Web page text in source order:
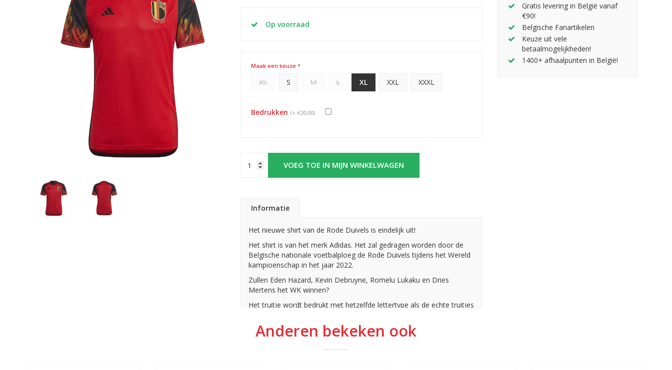
Op voorraad
Maak een keuze *
XS S M L XL XXL XXXL
Bedrukken (+ €20,00)
VOEG TOE IN MIJN WINKELWAGEN
Informatie
Het nieuwe shirt van de Rode Duivels is eindelijk uit!
Het shirt is van het merk Adidas. Het zal gedragen worden door de
Belgische nationale voetbalploeg de Rode Duivels tijdens het Wereld
kampioenschap in het jaar 2022.
Zullen Eden Hazard, Kevin Debruyne, Romelu Lukaku en Dries
Mertens het WK winnen?
Het truitje wordt bedrukt met hetzelfde lettertype als de echte truitjes
Gratis levering in België vanaf
€90!
Belgische Fanartikelen
Keuze uit vele
betaalmogelijkheden!
1400+ afhaalpunten in België!
Anderen bekeken ook